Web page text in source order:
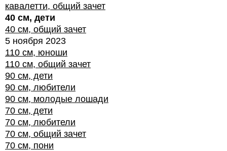
кавалетти, общий зачет
40 см, дети
40 см, общий зачет
5 ноября 2023
110 см, юноши
110 см, общий зачет
90 см, дети
90 см, любители
90 см, молодые лошади
70 см, дети
70 см, любители
70 см, общий зачет
70 см, пони